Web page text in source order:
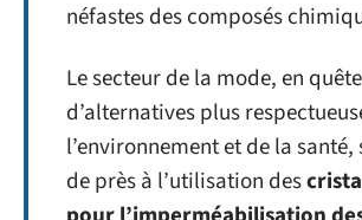
néfastes des composés
Le secteur de la mode, en
d’alternatives plus
l’environnement et de la santé,
de près à l’utilisation des